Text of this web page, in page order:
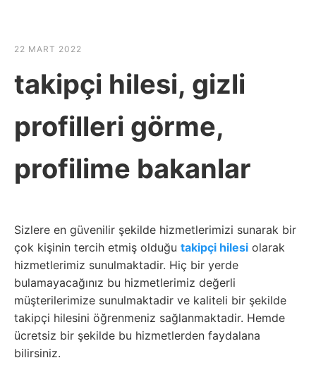
22 MART 2022
takipçi hilesi, gizli
profilleri görme,
profilime bakanlar
Sizlere en güvenilir şekilde hizmetlerimizi sunarak bir
çok kişinin tercih etmiş olduğu takipçi hilesi olarak
hizmetlerimiz sunulmaktadir. Hiç bir yerde
bulamayacağınız bu hizmetlerimiz değerli
müşterilerimize sunulmaktadir ve kaliteli bir şekilde
takipçi hilesini öğrenmeniz sağlanmaktadir. Hemde
ücretsiz bir şekilde bu hizmetlerden faydalana
bilirsiniz.